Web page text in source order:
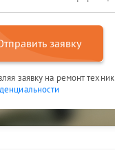
заявку
заявку на ремонт